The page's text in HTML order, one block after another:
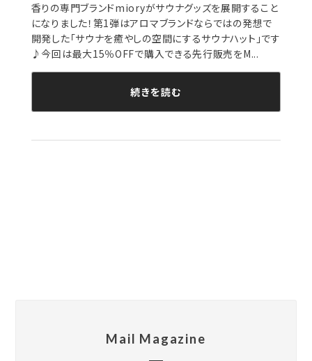
香りの専門ブランドmioryがサウナグッズを展開すること
になりました！第1弾はアロマブランドならではの発想で
開発した「サウナを癒やしの空間にするサウナハット」です
♪今回は最大15％OFFで購入できる先行販売をM...
続きを読む
Mail Magazine